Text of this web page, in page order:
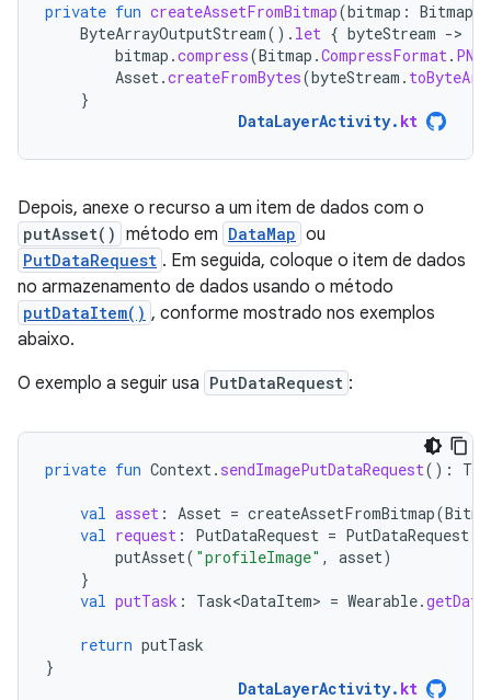
private fun createAssetFromBitmap(bitmap : Bitmap
ByteArrayOutputStream(). let { byteStream -
bitmap .compress(Bitmap .CompressFormat. PNG
Asset.createFromBytes(byteStream .
}
DataLayerActivity. kt
Depois, anexe o recurso a um item de dados com o
putAsset() método em DataMap ou
PutDataRequest . Em seguida, coloque o item de dados
no armazenamento de dados usando o método
putDataItem() , conforme mostrado nos exemplos
abaixo.
O exemplo a seguir usa PutDataRequest :
private fun Context. sendImagePutDataRequest():
val asset : Asset = createAssetFromBitmap(
val request : PutDataRequest = PutDataRequest
putAsset( "profileImage" , asset)
}
val putTask : Task<DataItem> = Wearable.
return putTask
}
DataLayerActivity. kt